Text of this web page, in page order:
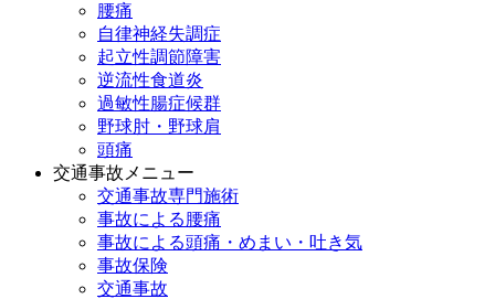
腰痛
自律神経失調症
起立性調節障害
逆流性食道炎
過敏性腸症候群
野球肘・野球肩
頭痛
交通事故メニュー
交通事故専門施術
事故による腰痛
事故による頭痛・めまい・吐き気
事故保険
交通事故